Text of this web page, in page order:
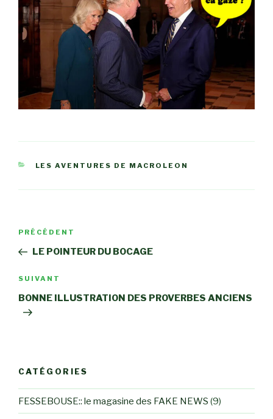
CATÉGORIES
LES AVENTURES DE MACROLEON
Navigation
l’article
Article
précédent
PRÉCÉDENT
LE POINTEUR DU BOCAGE
Article
suivant
SUIVANT
BONNE ILLUSTRATION DES PROVERBES ANCIENS
CATÉGORIES
FESSEBOUSE:: le magasine des FAKE NEWS (9)